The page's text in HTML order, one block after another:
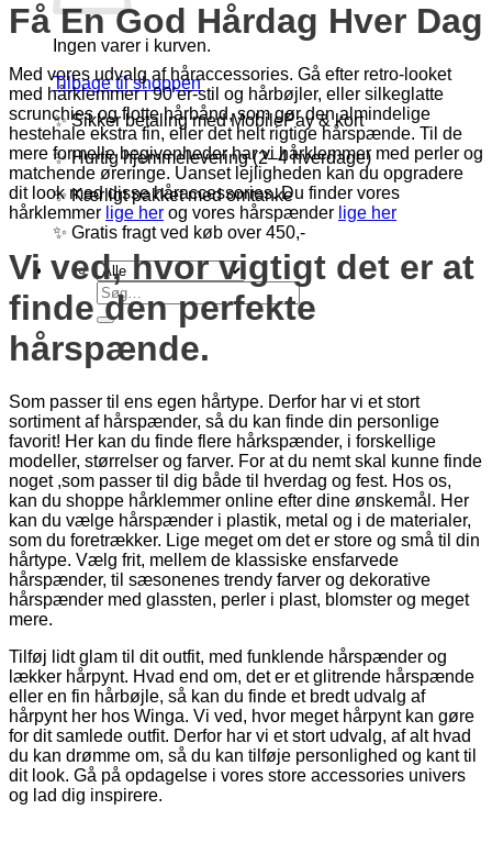
Ingen varer i kurven.
Tilbage til shoppen
✨ Sikker betaling med MobilePay & kort
✨ Hurtig hjemmelevering (2–4 hverdage)
✨ Kærligt pakket med omtanke
✨ Gratis fragt ved køb over 450,-
Søg
efter:
Få En God Hårdag Hver Dag
Med vores udvalg af håraccessories. Gå efter retro-looket
med hårklemmer i 90’er-stil og hårbøjler, eller silkeglatte
scrunchies og flotte hårbånd, som gør den almindelige
hestehale ekstra fin, eller det helt rigtige hårspænde. Til de
mere formelle begivenheder har vi hårklemmer med perler og
matchende øreringe. Uanset lejligheden kan du opgradere
dit look med disse håraccessories. Du finder vores
hårklemmer lige her og vores hårspænder lige her
Vi ved, hvor vigtigt det er at
finde den perfekte
hårspænde.
Som passer til ens egen hårtype. Derfor har vi et stort
sortiment af hårspænder, så du kan finde din personlige
favorit! Her kan du finde flere hårkspænder, i forskellige
modeller, størrelser og farver. For at du nemt skal kunne finde
noget ,som passer til dig både til hverdag og fest. Hos os,
kan du shoppe hårklemmer online efter dine ønskemål. Her
kan du vælge hårspænder i plastik, metal og i de materialer,
som du foretrækker. Lige meget om det er store og små til din
hårtype. Vælg frit, mellem de klassiske ensfarvede
hårspænder, til sæsonenes trendy farver og dekorative
hårspænder med glassten, perler i plast, blomster og meget
mere.
Tilføj lidt glam til dit outfit, med funklende hårspænder og
lækker hårpynt. Hvad end om, det er et glitrende hårspænde
eller en fin hårbøjle, så kan du finde et bredt udvalg af
hårpynt her hos Winga. Vi ved, hvor meget hårpynt kan gøre
for dit samlede outfit. Derfor har vi et stort udvalg, af alt hvad
du kan drømme om, så du kan tilføje personlighed og kant til
dit look. Gå på opdagelse i vores store accessories univers
og lad dig inspirere.